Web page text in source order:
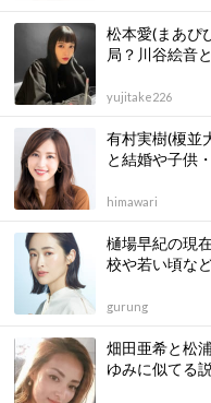
松本愛(まあぴ
局？川谷絵音
yujitake226
有村実樹(榎並
と結婚や子供
himawari
樋場早紀の現
校や若い頃な
gurung
畑田亜希と松
ゆみに似てる